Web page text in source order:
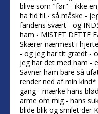
blive som "før" - ikke
ha tid til - så måske -
fandens svært - og
ham - MISTET DETTE
Skærer nærmest i
- og jeg har tit grædt -
jeg har det med ham -
Savner ham bare så
render ned af min kind*
gang - mærke hans
arme om mig - hans
blide blik og smilet der